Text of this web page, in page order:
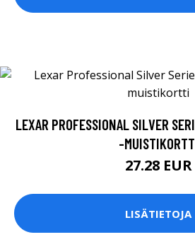
LEXAR PROFESSIONAL SILVER
-
27.28 EUR
LISÄTIETOJA